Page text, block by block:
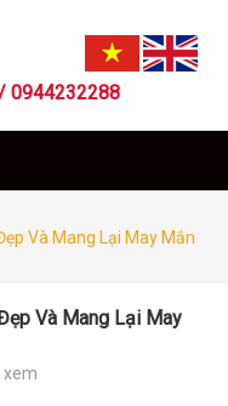
0944232288
Và Mang Lại May Mắn
Và Mang Lại May